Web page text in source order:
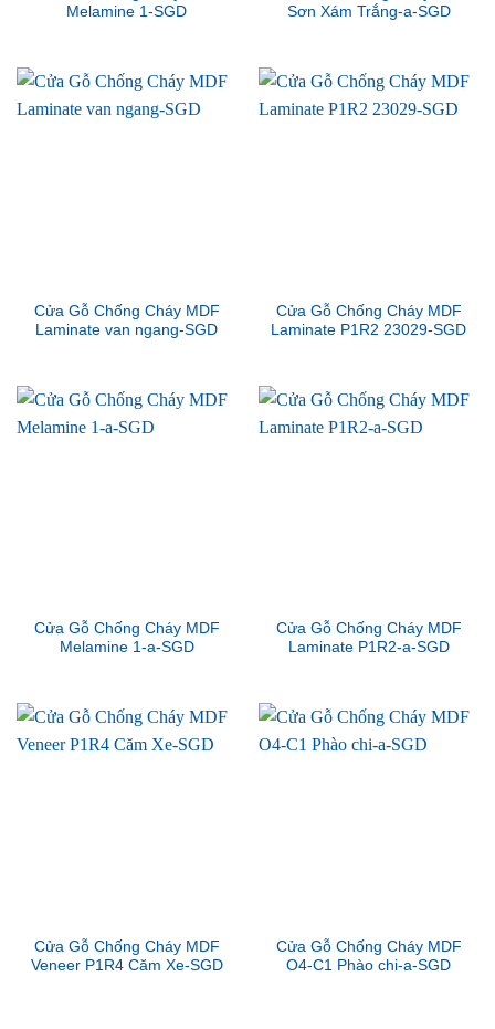
Melamine 1-SGD
Sơn Xám Trắng-a-SGD
Cửa Gỗ Chống Cháy MDF
Laminate van ngang-SGD
Cửa Gỗ Chống Cháy MDF
Laminate P1R2 23029-SGD
Cửa Gỗ Chống Cháy MDF
Melamine 1-a-SGD
Cửa Gỗ Chống Cháy MDF
Laminate P1R2-a-SGD
Cửa Gỗ Chống Cháy MDF
Veneer P1R4 Căm Xe-SGD
Cửa Gỗ Chống Cháy MDF
O4-C1 Phào chi-a-SGD